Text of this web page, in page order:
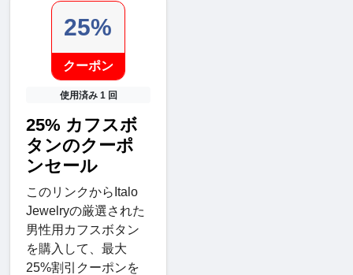
25%
クーポン
使用済み 1 回
25% カフスボ
タンのクーポ
ンセール
このリンクからItalo
Jewelryの厳選された
男性用カフスボタン
を購入して、最大
25%割引クーポンを